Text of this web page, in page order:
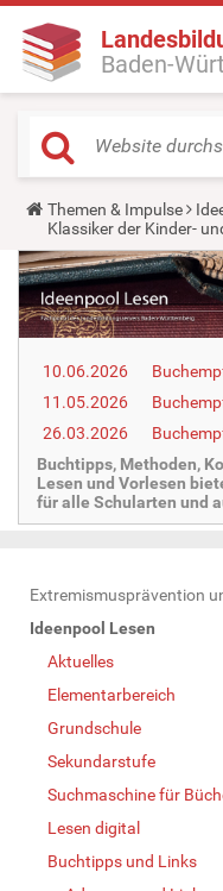
Baden-
Y
o
u
a
r
e
h
e
e
:
Themen & Impulse
Klassiker der Kinder-
10.06.2026
11.05.2026
26.03.2026
Buchtipps, Methoden,
Lesen und Vorlesen
für alle Schularten und
N
a
Extremismusprävention
Ideenpool Lesen
Aktuelles
Elementarbereich
Grundschule
Sekundarstufe
Suchmaschine für
Lesen digital
Buchtipps und Links